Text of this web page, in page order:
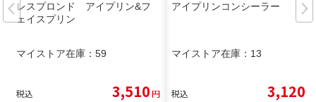
レスプロンド アイプリン&フ
ェイスプリン
マイストア在庫： 59
税込 3,510円
アイプリンコンシーラー
マイストア在庫： 13
税込 3,120